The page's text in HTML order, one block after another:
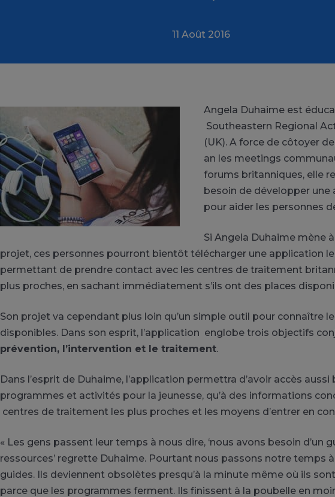
11 Août 2016
Angela Duhaime est
Southeastern Regional
(UK). A force de côtoyer
an les meetings
forums britanniques, elle
besoin de développer une
pour aider les personnes
Si Angela Duhaime mène
projet, ces personnes pourront bientôt télécharger une application
permettant de prendre contact avec les centres de traitement
plus proches, en sachant immédiatement s’ils ont des places
Son projet va cependant plus loin qu’un simple outil pour connaître
disponibles. Dans son esprit, l’application englobe trois objectifs
prévention, l’intervention et le traitement.
Dans l’esprit de Duhaime, l’application permettra d’avoir accès aussi
programmes et activités pour la jeunesse, qu’à des informations
centres de traitement les plus proches et les moyens d’entrer en
« Les gens passent leur temps à nous dire, ‘nous avons besoin d’un
ressources’ regrette Duhaime. Pourtant nous passons notre temps
guides. Ils deviennent obsolètes presqu’à la minute même où ils
parce que les programmes ferment. Ils finissent à la poubelle en